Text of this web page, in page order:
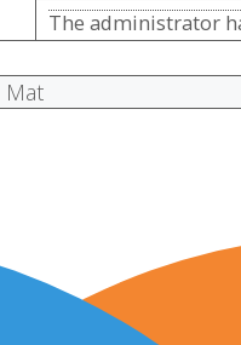
The administrator